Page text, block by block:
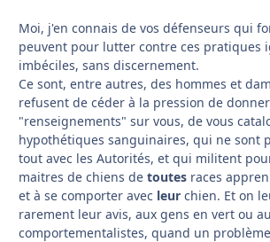
Moi, j'en connais de vos défenseurs qui
peuvent pour lutter contre ces pratiques
imbéciles, sans discernement.
Ce sont, entre autres, des hommes et
refusent de céder à la pression de
"renseignements" sur vous, de vous
hypothétiques sanguinaires, qui ne sont
tout avec les Autorités, et qui militent
maitres de chiens de toutes races
et à se comporter avec leur chien. Et on
rarement leur avis, aux gens en vert ou
comportementalistes, quand un